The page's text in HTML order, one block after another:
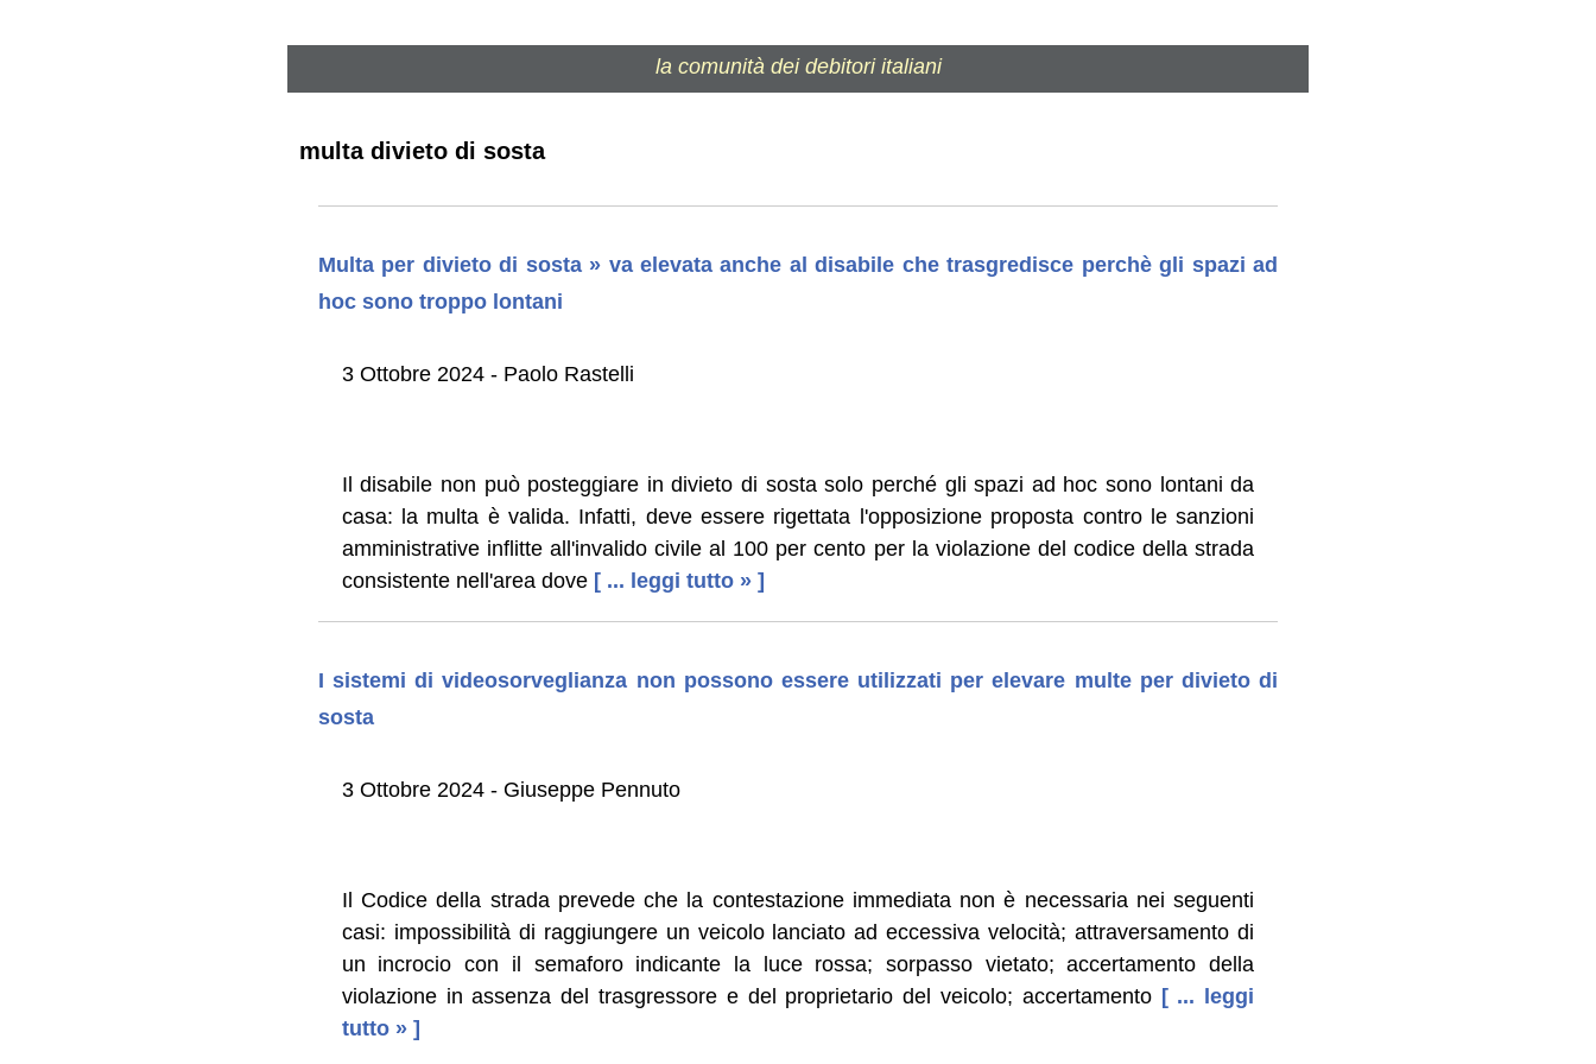
la comunità dei debitori italiani
multa divieto di sosta
Multa per divieto di sosta » va elevata anche al disabile che trasgredisce perchè gli spazi ad
hoc sono troppo lontani
3 Ottobre 2024 - Paolo Rastelli
Il disabile non può posteggiare in divieto di sosta solo perché gli spazi ad hoc sono lontani da
casa: la multa è valida. Infatti, deve essere rigettata l'opposizione proposta contro le sanzioni
amministrative inflitte all'invalido civile al 100 per cento per la violazione del codice della strada
consistente nell'area dove [ ... leggi tutto » ]
I sistemi di videosorveglianza non possono essere utilizzati per elevare multe per divieto di
sosta
3 Ottobre 2024 - Giuseppe Pennuto
Il Codice della strada prevede che la contestazione immediata non è necessaria nei seguenti
casi: impossibilità di raggiungere un veicolo lanciato ad eccessiva velocità; attraversamento di
un incrocio con il semaforo indicante la luce rossa; sorpasso vietato; accertamento della
violazione in assenza del trasgressore e del proprietario del veicolo; accertamento [ ... leggi
tutto » ]